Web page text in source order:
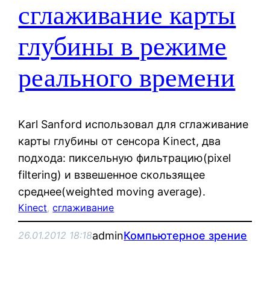
сглаживание карты
глубины в режиме
реального времени
Karl Sanford использовал для сглаживание
карты глубины от сенсора Kinect, два
подхода: пиксельную фильтрацию(pixel
filtering) и взвешенное скользящее
среднее(weighted moving average).
Kinect, сглаживание
26.01.2012 18:18adminКомпьютерное зрение